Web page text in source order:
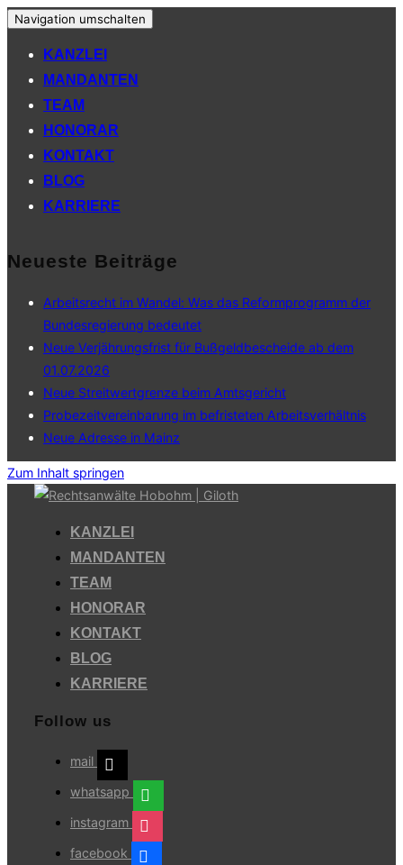
Navigation umschalten
KANZLEI
MANDANTEN
TEAM
HONORAR
KONTAKT
BLOG
KARRIERE
Neueste Beiträge
Arbeitsrecht im Wandel: Was das Reformprogramm der
Bundesregierung bedeutet
Neue Verjährungsfrist für Bußgeldbescheide ab dem
01.07.2026
Neue Streitwertgrenze beim Amtsgericht
Probezeitvereinbarung im befristeten Arbeitsverhältnis
Neue Adresse in Mainz
Zum Inhalt springen
KANZLEI
MANDANTEN
TEAM
HONORAR
KONTAKT
BLOG
KARRIERE
Follow us
mail
whatsapp
instagram
facebook